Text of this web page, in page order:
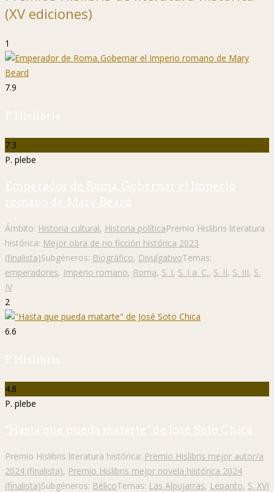
(XV ediciones)
1
7.9
P. Hislibris
7.3
P. plebe
Emperador de Roma. Gobernar el Imperio
romano de Mary Beard
Ámbito: Historia cultural, Historia políticaPremio Hislibris literatura
histórica: Mejor obra de no ficción histórica 2023
(finalista)Subgéneros: Biográfico, DivulgativoTemas:
emperadores, Imperio romano, Roma, S. I, S. I a. C., S. II, S. III, S.
IV
2
6.6
P. Hislibris
4.8
P. plebe
"Hasta que pueda matarte" de José Soto Chica
Premio Hislibris literatura histórica: Premio Hislibris mejor autor/a
2024 (finalista), Premio Hislibris mejor novela histórica 2024
(finalista)Subgéneros: BélicoTemas: Las Alpujarras, Lepanto, S. XVI